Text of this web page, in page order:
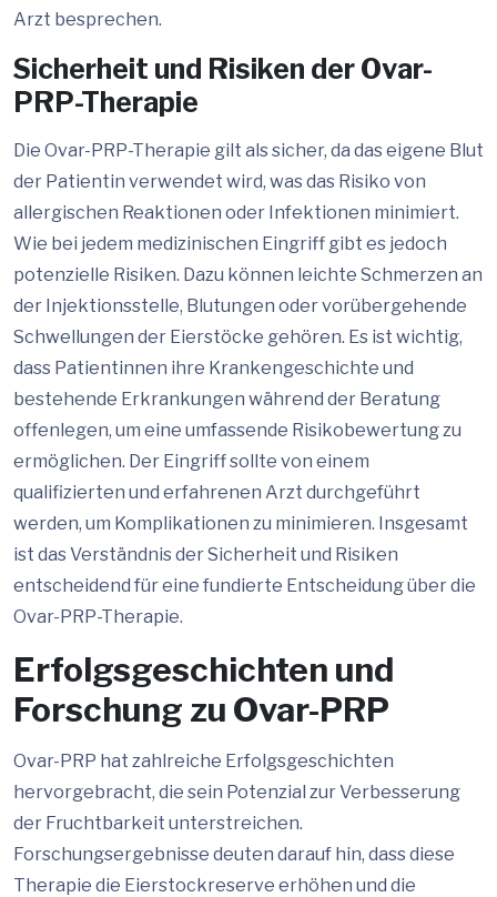
Arzt besprechen.
Sicherheit und Risiken der Ovar-
PRP-Therapie
Die Ovar-PRP-Therapie gilt als sicher, da das eigene Blut
der Patientin verwendet wird, was das Risiko von
allergischen Reaktionen oder Infektionen minimiert.
Wie bei jedem medizinischen Eingriff gibt es jedoch
potenzielle Risiken. Dazu können leichte Schmerzen an
der Injektionsstelle, Blutungen oder vorübergehende
Schwellungen der Eierstöcke gehören. Es ist wichtig,
dass Patientinnen ihre Krankengeschichte und
bestehende Erkrankungen während der Beratung
offenlegen, um eine umfassende Risikobewertung zu
ermöglichen. Der Eingriff sollte von einem
qualifizierten und erfahrenen Arzt durchgeführt
werden, um Komplikationen zu minimieren. Insgesamt
ist das Verständnis der Sicherheit und Risiken
entscheidend für eine fundierte Entscheidung über die
Ovar-PRP-Therapie.
Erfolgsgeschichten und
Forschung zu Ovar-PRP
Ovar-PRP hat zahlreiche Erfolgsgeschichten
hervorgebracht, die sein Potenzial zur Verbesserung
der Fruchtbarkeit unterstreichen.
Forschungsergebnisse deuten darauf hin, dass diese
Therapie die Eierstockreserve erhöhen und die